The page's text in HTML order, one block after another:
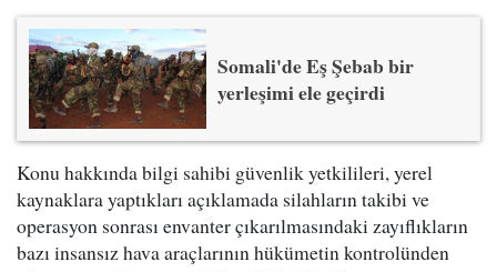
Somali'de Eş Şebab bir
yerleşimi ele geçirdi
Konu hakkında bilgi sahibi güvenlik yetkilileri, yerel
kaynaklara yaptıkları açıklamada silahların takibi ve
operasyon sonrası envanter çıkarılmasındaki zayıflıkların
bazı insansız hava araçlarının hükümetin kontrolünden